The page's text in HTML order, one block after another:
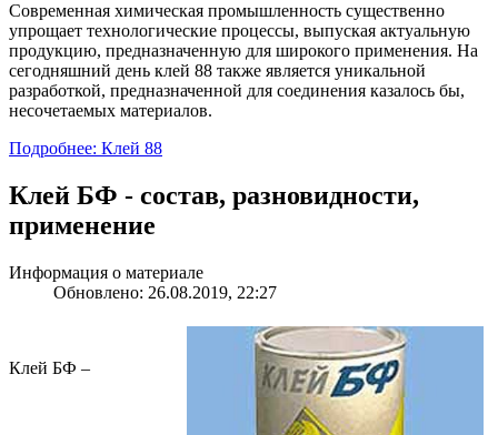
Современная химическая промышленность существенно
упрощает технологические процессы, выпуская актуальную
продукцию, предназначенную для широкого применения. На
сегодняшний день клей 88 также является уникальной
разработкой, предназначенной для соединения казалось бы,
несочетаемых материалов.
Подробнее: Клей 88
Клей БФ - состав, разновидности,
применение
Информация о материале
Обновлено: 26.08.2019, 22:27
Клей БФ –